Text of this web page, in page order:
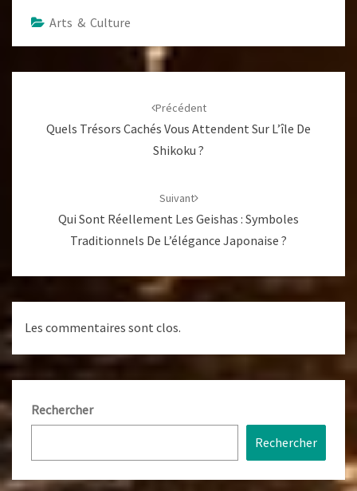
Arts & Culture
Précédent
Quels Trésors Cachés Vous Attendent Sur L’île De
Shikoku ?
Suivant
Qui Sont Réellement Les Geishas : Symboles
Traditionnels De L’élégance Japonaise ?
Les commentaires sont clos.
Rechercher
Rechercher